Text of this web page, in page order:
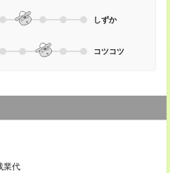
しずか
コツコツ
業代